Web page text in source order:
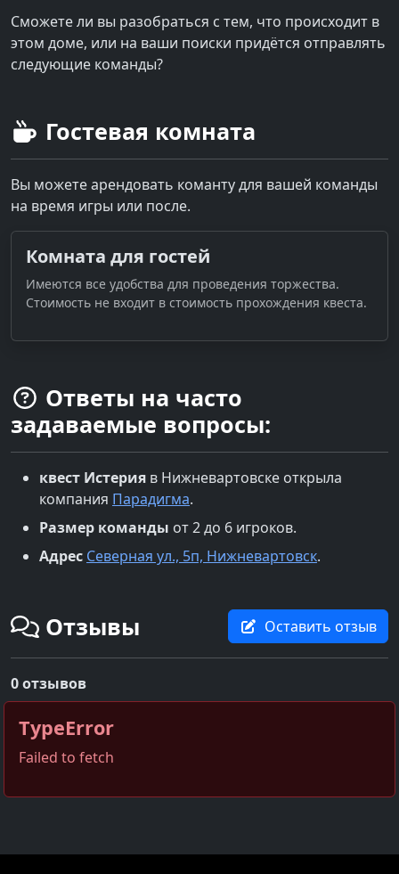
Сможете ли вы разобраться с тем, что происходит в
этом доме, или на ваши поиски придётся отправлять
следующие команды?
Гостевая комната
Вы можете арендовать команту для вашей команды
на время игры или после.
Комната для гостей
Имеются все удобства для проведения торжества.
Стоимость не входит в стоимость прохождения квеста.
Ответы на часто
задаваемые вопросы:
квест Истерия в Нижневартовске открыла
компания Парадигма.
Размер команды от 2 до 6 игроков.
Адрес Северная ул., 5п, Нижневартовск.
Отзывы Оставить отзыв
0 отзывов
TypeError
Failed to fetch